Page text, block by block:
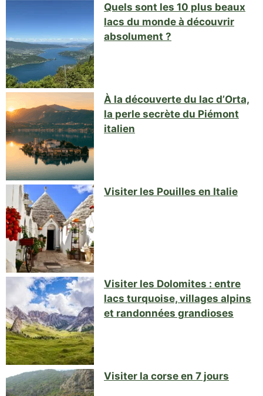
Quels sont les 10 plus beaux
lacs du monde à découvrir
absolument ?
À la découverte du lac d’Orta,
la perle secrète du Piémont
italien
Visiter les Pouilles en Italie
Visiter les Dolomites : entre
lacs turquoise, villages alpins
et randonnées grandioses
Visiter la corse en 7 jours